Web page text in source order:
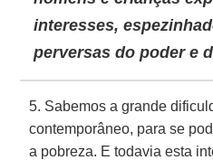
interesses,
perversas do poder e
5. Sabemos a grande
contemporâneo, para se
a pobreza. E todavia esta